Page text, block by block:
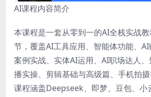
AI课程内容简介
本课程是一套从零到一的AI全栈实战
节，覆盖AI工具应用、智能体功能、
案例实战、实体AI运用、AI职场达人
播实操、剪辑基础与高级篇、手机拍摄
课程涵盖Deepseek、即梦、豆包、小